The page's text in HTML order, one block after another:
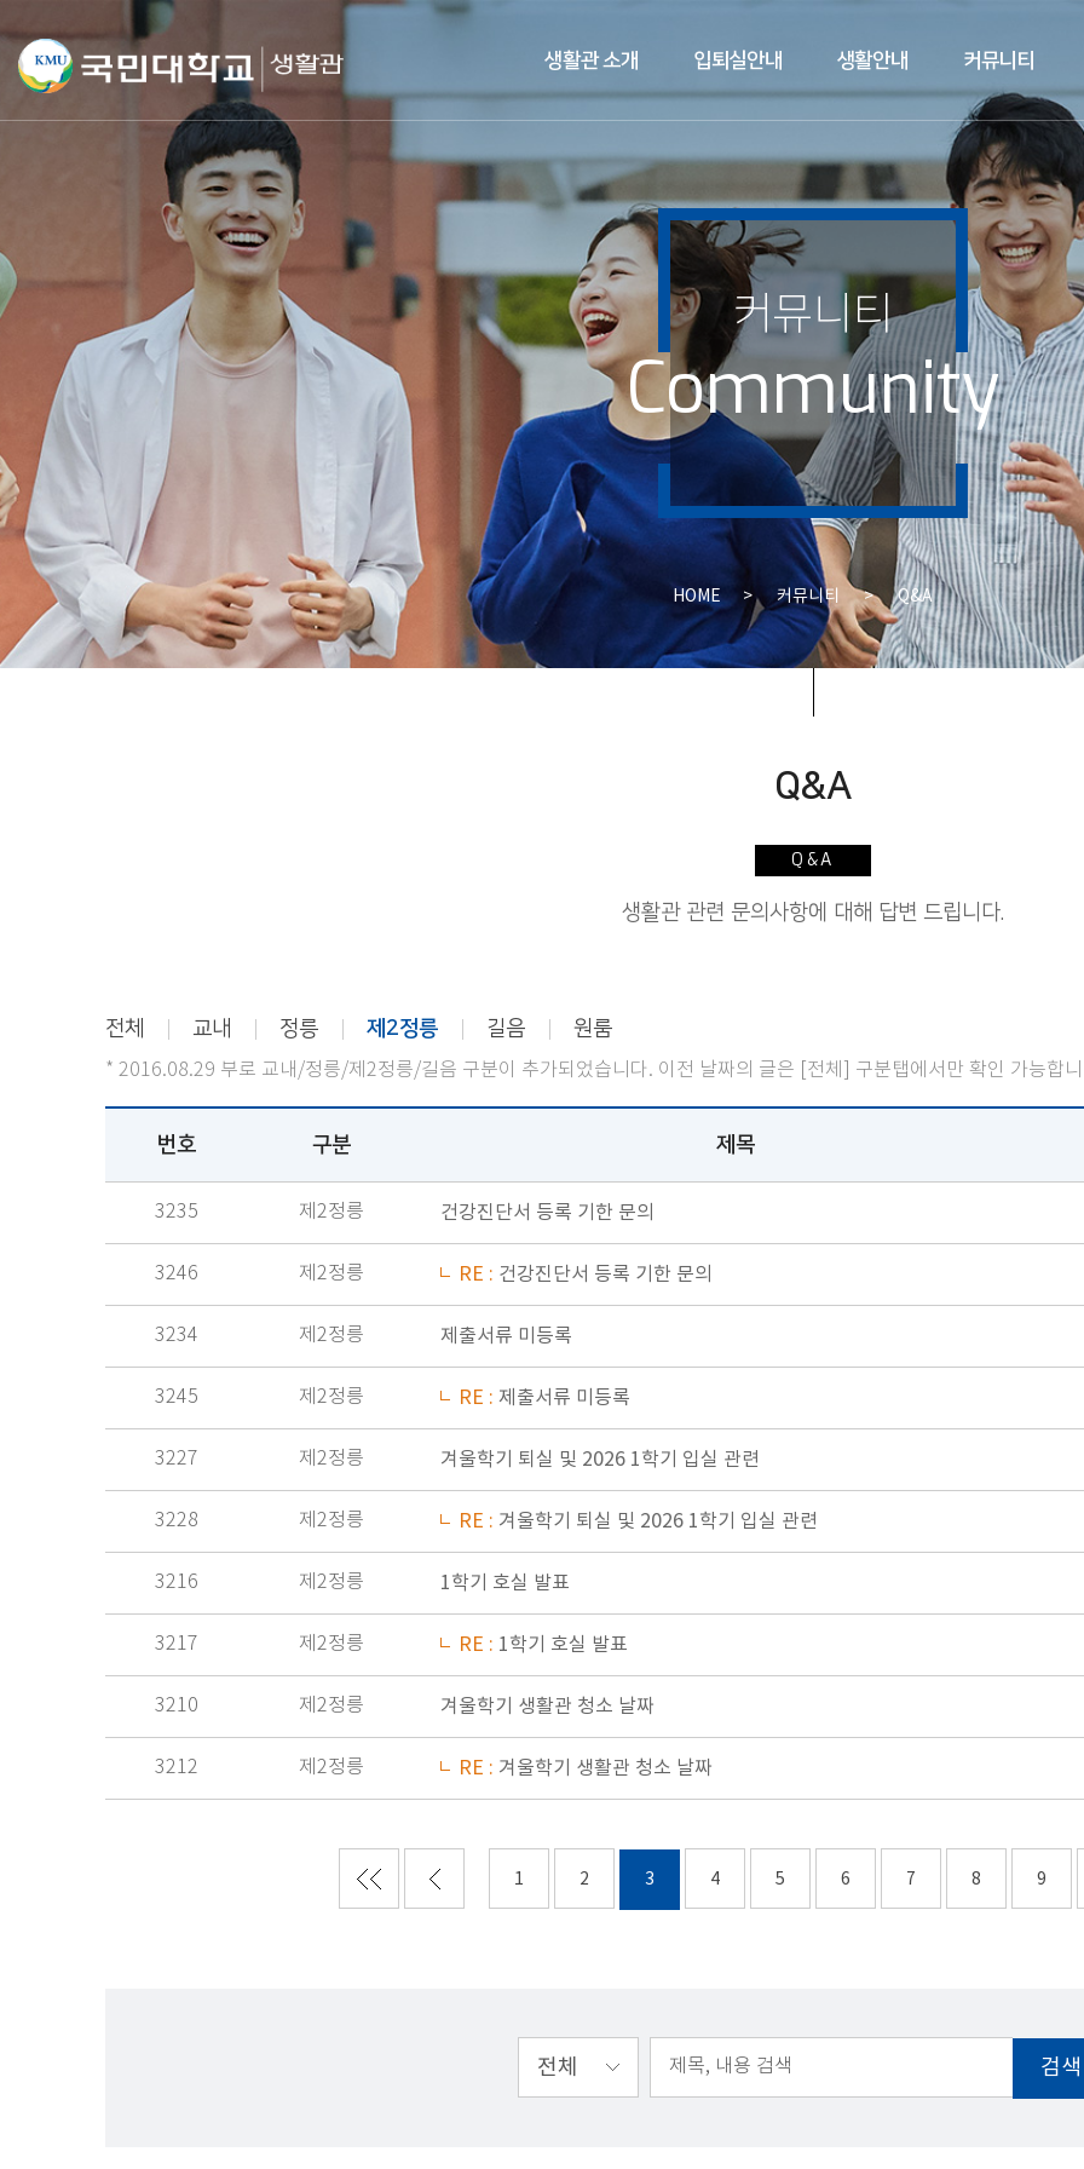
생활관 소개 입퇴실안내 생활안내 커뮤니티
커뮤니티
Community
HOME > 커뮤니티 > Q&A
Q&A
Q&A
생활관 관련 문의사항에 대해 답변 드립니다.
전체 교내 정릉 제2정릉 길음 원룸
* 2016.08.29 부로 교내/정릉/제2정릉/길음 구분이 추가되었습니다. 이전 날짜의 글은 [전체] 구분탭에서만 확인 가능합
번호 구분 제목
3235 제2정릉 건강진단서 등록 기한 문의
3246 제2정릉 RE : 건강진단서 등록 기한 문의
3234 제2정릉 제출서류 미등록
3245 제2정릉 RE :제출서류 미등록
3227 제2정릉 겨울학기 퇴실 및 2026 1학기 입실 관련
3228 제2정릉 RE : 겨울학기 퇴실 및 2026 1학기 입실 관련
3216 제2정릉 1학기 호실 발표
3217 제2정릉 RE : 1학기 호실 발표
3210 제2정릉 겨울학기 생활관 청소 날짜
3212 제2정릉 RE : 겨울학기 생활관 청소 날짜
1 2 3 4 5 6 7 8 9
검색